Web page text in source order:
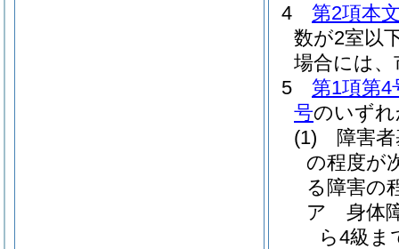
4
第2項本
数が2室以
場合には
5
第1項第4
号のいず
(1)
障害
の程度が
る障害の
ア
身体
ら4級ま